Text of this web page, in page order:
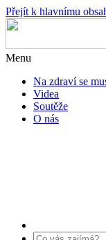
Přejít k hlavnímu
Menu
Na zdraví se
Videa
Soutěže
O nás